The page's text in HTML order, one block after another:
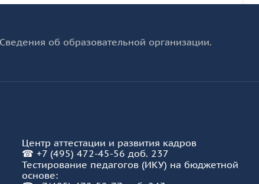
Сведения об образовательной организации.
Центр аттестации и развития кадров
☎ +7 (495) 472-45-56 доб. 237
Тестирование педагогов (ИКУ) на бюджетной
основе: